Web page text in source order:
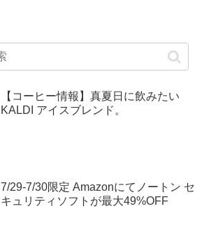
【コーヒー情報】真夏日に飲みたい
KALDI アイスブレンド。
7/29-7/30限定 Amazonにてノートン セ
キュリティソフトが最大49%OFF